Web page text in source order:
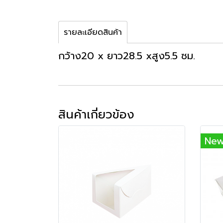
รายละเอียดสินค้า
กว้าง20 x ยาว28.5 xสูง5.5 ซม.
สินค้าเกี่ยวข้อง